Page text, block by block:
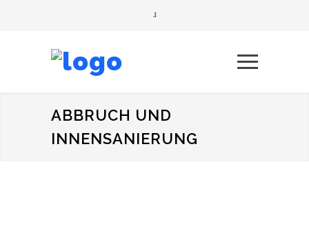
ABBRUCH UND
INNENSANIERUNG